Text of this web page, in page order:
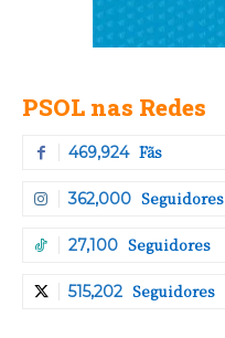
PSOL nas Redes
469,924 Fãs
362,000 Seguidores
27,100 Seguidores
515,202 Seguidores